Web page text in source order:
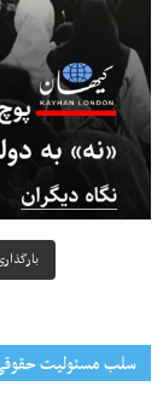
سلب مسئولیت